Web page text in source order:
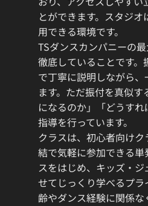
とができます。スタジ
用できる環境です。
TSダンスカンパニーの
徹底していることです
で丁寧に説明しながら
ます。ただ振付を真似
になるのか」「どうす
指導を行っています。
クラスは、初心者向け
結で気軽に参加できる
スをはじめ、キッズ・
せてじっくり学べるプ
齢やダンス経験に関係